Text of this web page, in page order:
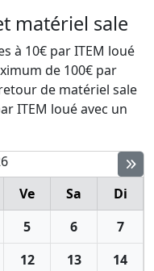
matériel sale
à 10€ par ITEM loué
de 100€ par
de matériel sale
ITEM loué avec un
Ve Sa
Di
5 6
7
12 13 14